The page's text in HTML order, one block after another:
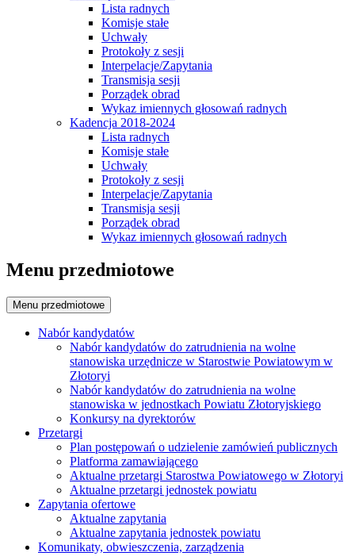
Lista radnych
Komisje stałe
Uchwały
Protokoły z sesji
Interpelacje/Zapytania
Transmisja sesji
Porządek obrad
Wykaz imiennych głosowań radnych
Kadencja 2018-2024
Lista radnych
Komisje stałe
Uchwały
Protokoły z sesji
Interpelacje/Zapytania
Transmisja sesji
Porządek obrad
Wykaz imiennych głosowań radnych
Menu przedmiotowe
Menu przedmiotowe
Nabór kandydatów
Nabór kandydatów do zatrudnienia na wolne
stanowiska urzędnicze w Starostwie Powiatowym w
Złotoryi
Nabór kandydatów do zatrudnienia na wolne
stanowiska w jednostkach Powiatu Złotoryjskiego
Konkursy na dyrektorów
Przetargi
Plan postępowań o udzielenie zamówień publicznych
Platforma zamawiającego
Aktualne przetargi Starostwa Powiatowego w Złotoryi
Aktualne przetargi jednostek powiatu
Zapytania ofertowe
Aktualne zapytania
Aktualne zapytania jednostek powiatu
Komunikaty, obwieszczenia, zarządzenia